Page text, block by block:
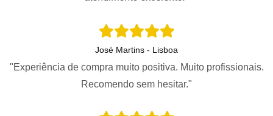
José Martins - Lisboa
"Experiência de compra muito positiva. Muito profissionais.
Recomendo sem hesitar."